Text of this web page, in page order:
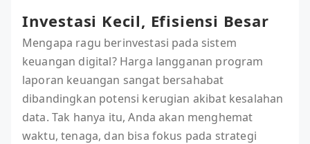
Investasi Kecil, Efisiensi Besar
Mengapa ragu berinvestasi pada sistem
keuangan digital? Harga langganan program
laporan keuangan sangat bersahabat
dibandingkan potensi kerugian akibat kesalahan
data. Tak hanya itu, Anda akan menghemat
waktu, tenaga, dan bisa fokus pada strategi